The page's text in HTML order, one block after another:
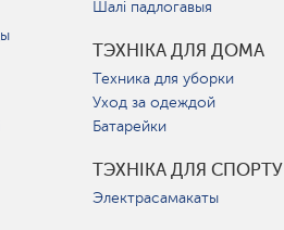
Шалі падлогавыя
ТЭХНІКА ДЛЯ ДОМА
Техника для уборки
Уход за одеждой
Батарейки
ТЭХНІКА ДЛЯ СПОРТУ
Электрасамакаты